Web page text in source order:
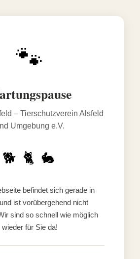
🐾
– Tierschutzverein Alsfeld
Umgebung e.V.
🐕 🐈 🐇
befindet sich gerade in
ist vorübergehend nicht
sind so schnell wie möglich
wieder für Sie da!